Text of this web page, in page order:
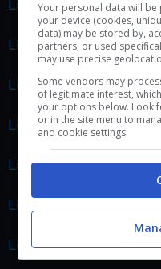
Livello 106
Livello 107
Livello 108
Livello 109
Livello 110
Livello 111
Livello 112
Your personal data will
your device (cookies,
data) may be stored by,
partners, or used
may use precise
Some vendors may
of legitimate interest,
your options below. Look
or in the site menu to
and cookie settings.